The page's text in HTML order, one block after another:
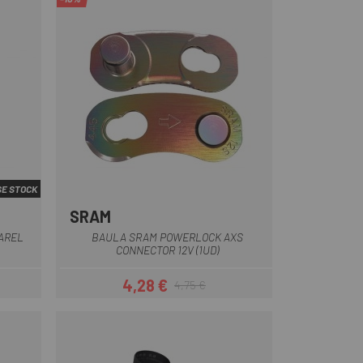
STOCK
SRAM
BAULA SRAM POWERLOCK AXS
CONNECTOR 12V (1UD)
Preu
4,28 €Preu regular
4,75 €